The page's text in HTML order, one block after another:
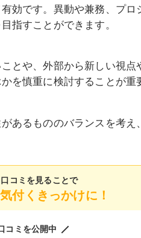
効です。異動や兼務、プロ
指すことができます。
とや、外部から新しい視
を慎重に検討することが重
あるもののバランスを考え
コミを見ることで
付くきっかけに！
コミを公開中